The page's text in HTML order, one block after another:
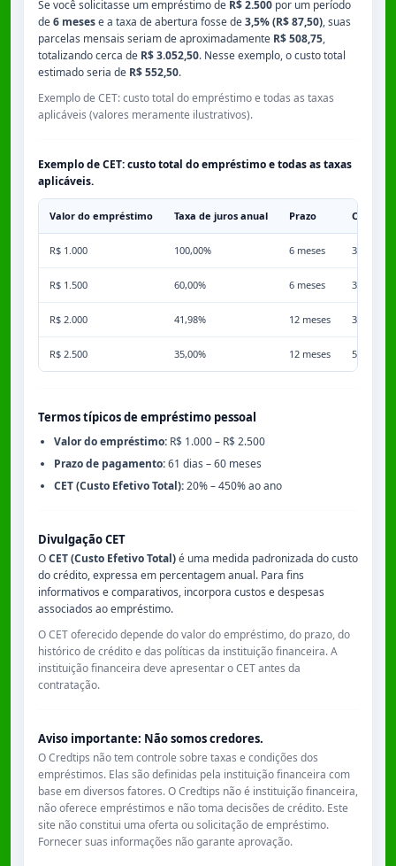
Se você solicitasse um empréstimo de R$ 2.500 por um período
de6 mesese a taxa de abertura fosse de3,5% (R$ 87,50), suas
parcelas mensais seriam de aproximadamente R$ 508,75,
totalizando cerca de R$ 3.052,50. Nesse exemplo, o custo total
estimado seria de R$ 552,50.
Exemplo de CET: custo total do empréstimo e todas as taxas
aplicáveis (valores meramente ilustrativos).
Exemplo de CET: custo total do empréstimo e todas as taxas
aplicáveis.
Valor do empréstimo Taxa de juros anual Prazo
R$ 1.000 100,00% 6 meses 3,50%
R$ 1.500 60,00% 6 meses 3,50%
R$ 2.000 41,98% 12 meses 3,50%
R$ 2.500 35,00% 12 meses 5,00%
Termos típicos de empréstimo pessoal
Valor do empréstimo: R$ 1.000 – R$ 2.500
Prazo de pagamento:61 dias – 60 meses
CET (Custo Efetivo Total):20% – 450% ao ano
Divulgação CET
OCET (Custo Efetivo Total)é uma medida padronizada do custo
do crédito, expressa em percentagem anual. Para fins
informativos e comparativos, incorpora custos e despesas
associados ao empréstimo.
O CET oferecido depende do valor do empréstimo, do prazo, do
histórico de crédito e das políticas da instituição financeira. A
instituição financeira deve apresentar o CET antes da
contratação.
Aviso importante: Não somos credores.
O Credtips não tem controle sobre taxas e condições dos
empréstimos. Elas são definidas pela instituição financeira com
base em diversos fatores. O Credtips não é instituição financeira,
não oferece empréstimos e não toma decisões de crédito. Este
site não constitui uma oferta ou solicitação de empréstimo.
Fornecer suas informações não garante aprovação.